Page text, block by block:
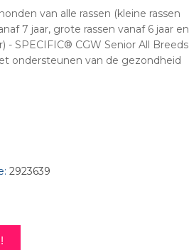
van alle rassen (kleine rassen
7 jaar, grote rassen vanaf 6 jaar en
- SPECIFIC® CGW Senior All Breeds
ondersteunen van de gezondheid
2923639